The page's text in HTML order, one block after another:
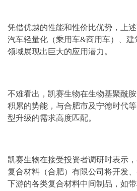
凭借优越的性能和性价比优势，上
汽车轻量化（乘用车&商用车）、
领域展现出巨大的应用潜力。
不难看出，凯赛生物在生物基聚酰
积累的势能，与合肥市及宁德时代
型升级的需求高度匹配。
凯赛生物在接受投资者调研时表示
复合材料（合肥）有限公司将开发
下游的各类复合材料中间制品，如